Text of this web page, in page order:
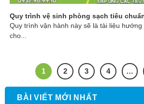
Quy trình vệ sinh phòng sạch tiêu
Quy trình vận hành này sẽ là tài liệu
cho...
1 2 3 4 …
BÀI VIẾT MỚI NHẤT